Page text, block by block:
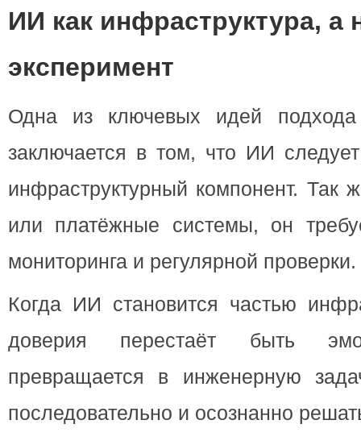
ИИ как инфраструктура, а
эксперимент
Одна из ключевых идей
заключается в том, что ИИ
инфраструктурный компонент. Так
или платёжные системы, он
мониторинга и регулярной проверки.
Когда ИИ становится частью
доверия перестаёт быть
превращается в инженерную
последовательно и осознанно